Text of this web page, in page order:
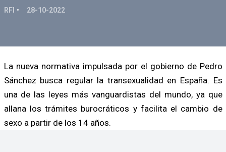
RFI 28-10-2022
La nueva normativa impulsada por el gobierno de Pedro
Sánchez busca regular la transexualidad en España. Es
una de las leyes más vanguardistas del mundo, ya que
allana los trámites burocráticos y facilita el cambio de
sexo a partir de los 14 años.